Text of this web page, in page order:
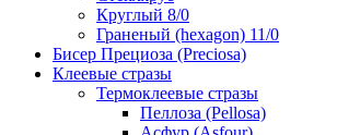
Круглый 8/0
Граненый (hexagon) 11/0
Бисер Прециоза (Preciosa)
Клеевые стразы
Термоклеевые стразы
Пеллоза (Pellosa)